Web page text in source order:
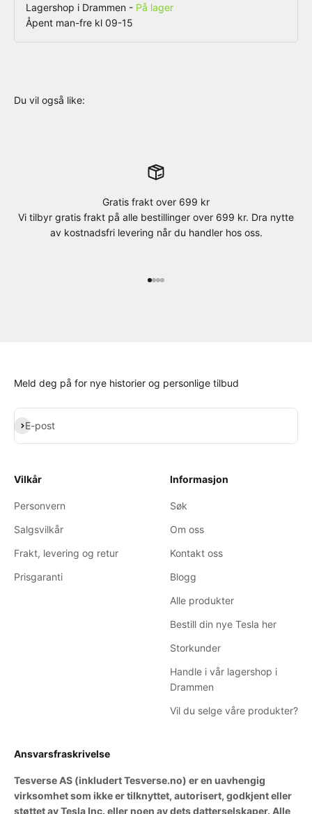
Lagershop i Drammen - På lager
Åpent man-fre kl 09-15
Gratis frakt over 699 kr
Vi tilbyr gratis frakt på alle bestillinger over 699 kr. Dra nytte
av kostnadsfri levering når du handler hos oss.
Meld deg på for nye historier og personlige tilbud
E-post
Abonner
Vilkår
Personvern
Salgsvilkår
Frakt, levering og retur
Prisgaranti
Informasjon
Søk
Om oss
Kontakt oss
Blogg
Alle produkter
Bestill din nye Tesla her
Storkunder
Handle i vår lagershop i
Drammen
Vil du selge våre produkter?
Ansvarsfraskrivelse
Tesverse AS (inkludert Tesverse.no) er en uavhengig
virksomhet som ikke er tilknyttet, autorisert, godkjent eller
støttet av Tesla Inc. eller noen av dets datterselskaper. Alle